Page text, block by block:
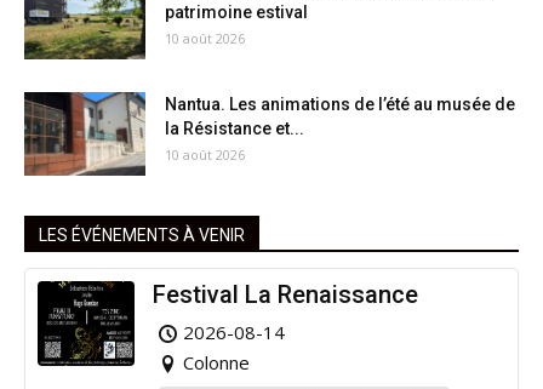
patrimoine estival
10 août 2026
Nantua. Les animations de l’été au musée de
la Résistance et...
10 août 2026
LES ÉVÉNEMENTS À VENIR
Festival La Renaissance
2026-08-14
Colonne